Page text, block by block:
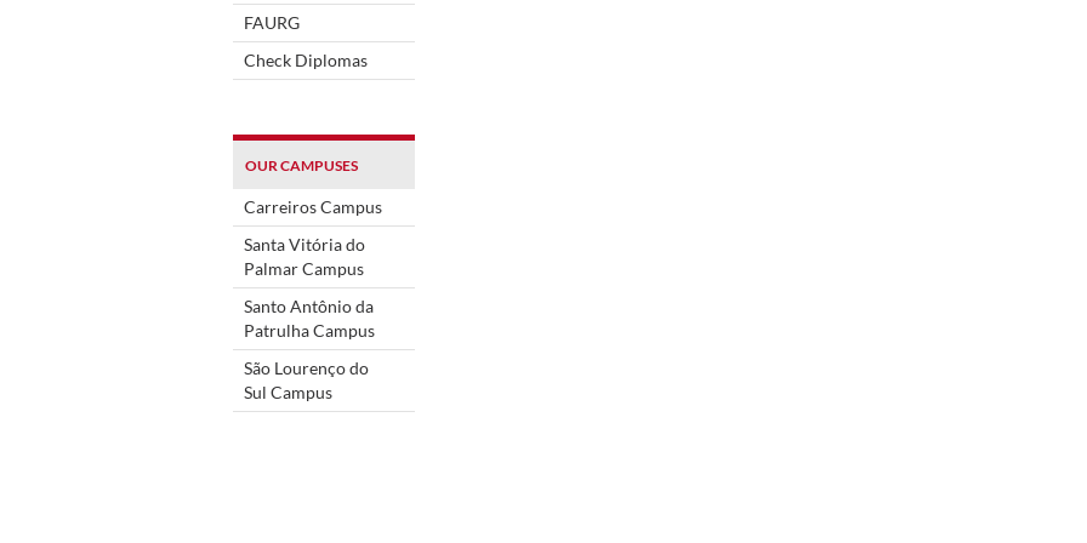
FAURG
Check Diplomas
OUR CAMPUSES
Carreiros Campus
Santa Vitória do
Palmar Campus
Santo Antônio da
Patrulha Campus
São Lourenço do
Sul Campus